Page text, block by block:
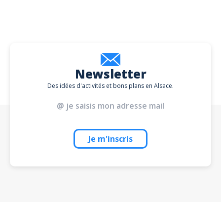
Newsletter
Des idées d'activités et bons plans en Alsace.
Je m'inscris